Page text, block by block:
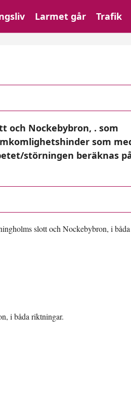
Larmet går Trafik
och Nockebybron, . som
som
störningen beräknas
slott och Nockebybron, i båda
i båda riktningar.